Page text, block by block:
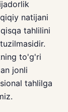
natijani
tahlilini
to'g'ri
jonli
tahlilga